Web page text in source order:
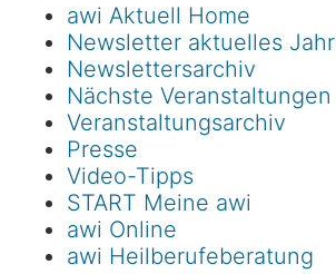
awi Aktuell Home
Newsletter aktuelles Jahr
Newslettersarchiv
Nächste Veranstaltungen
Veranstaltungsarchiv
Presse
Video-Tipps
START Meine awi
awi Online
awi Heilberufeberatung